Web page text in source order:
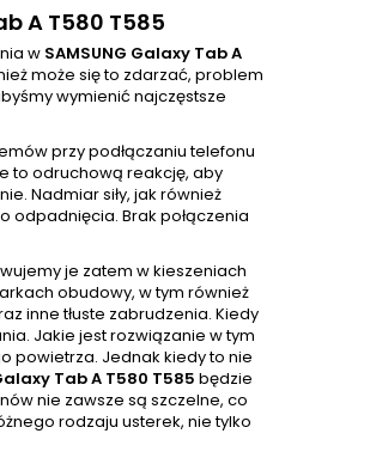
A T580 T585
w SAMSUNG Galaxy Tab A
może się to zdarzać, problem
wymienić najczęstsze
przy podłączaniu telefonu
to odruchową reakcję, aby
Nadmiar siły, jak również
odpadnięcia. Brak połączenia
je zatem w kieszeniach
obudowy, w tym również
inne tłuste zabrudzenia. Kiedy
Jakie jest rozwiązanie w tym
powietrza. Jednak kiedy to nie
Tab A T580 T585 będzie
nie zawsze są szczelne, co
rodzaju usterek, nie tylko